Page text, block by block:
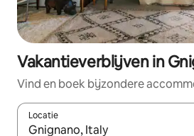
Vakantieverblijven in
Vind en boek bijzondere
Locatie
Wanneer er resultaten